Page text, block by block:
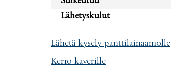
Lähetyskulut
Lähetä kysely panttilainaamolle
Kerro kaverille